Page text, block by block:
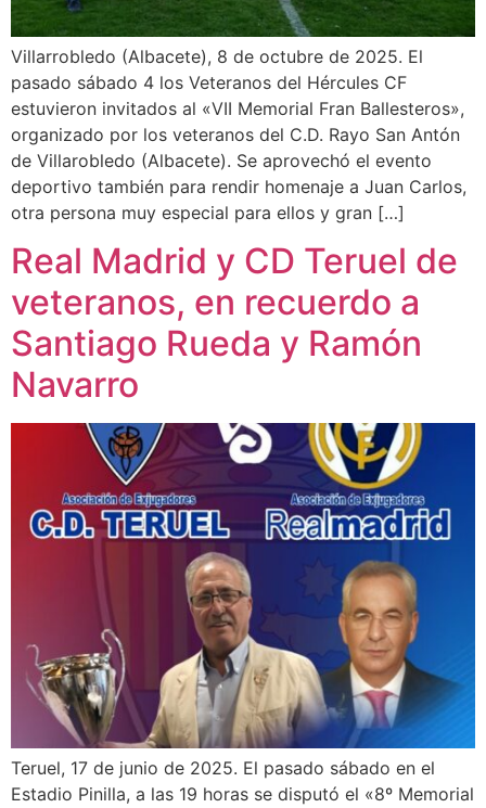
Villarrobledo (Albacete), 8 de octubre de 2025. El
pasado sábado 4 los Veteranos del Hércules CF
estuvieron invitados al «VII Memorial Fran Ballesteros»,
organizado por los veteranos del C.D. Rayo San Antón
de Villarobledo (Albacete). Se aprovechó el evento
deportivo también para rendir homenaje a Juan Carlos,
otra persona muy especial para ellos y gran […]
Real Madrid y CD Teruel de
veteranos, en recuerdo a
Santiago Rueda y Ramón
Navarro
Teruel, 17 de junio de 2025. El pasado sábado en el
Estadio Pinilla, a las 19 horas se disputó el «8º Memorial